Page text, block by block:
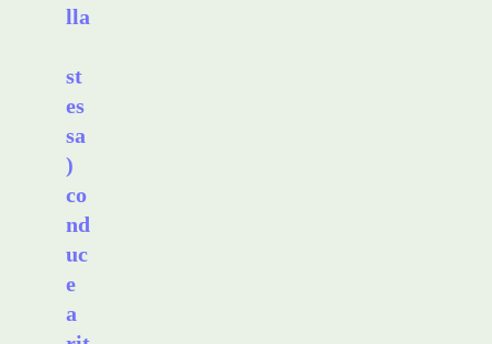
lla
st
es
sa
)
co
nd
uc
e
a